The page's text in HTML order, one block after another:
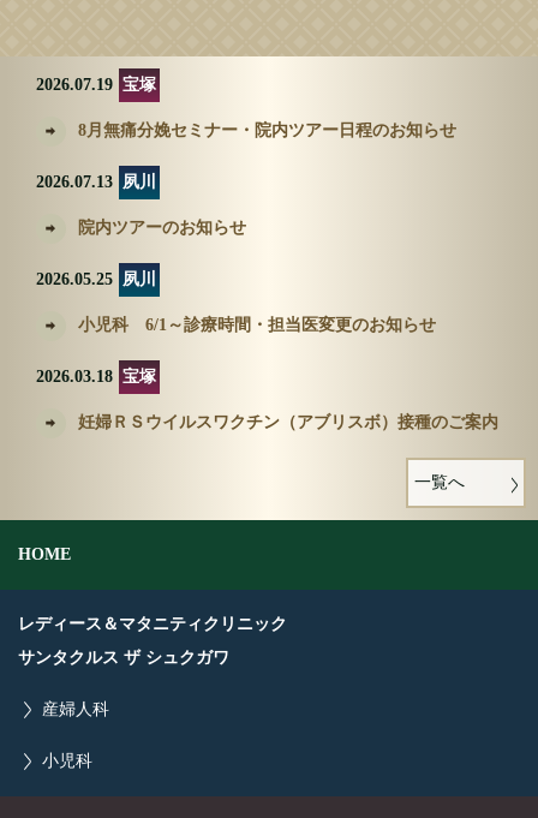
2026.07.19 宝塚
8月無痛分娩セミナー・院内ツアー日程のお知らせ
2026.07.13 夙川
院内ツアーのお知らせ
2026.05.25 夙川
小児科 6/1～診療時間・担当医変更のお知らせ
2026.03.18 宝塚
妊婦ＲＳウイルスワクチン（アブリスボ）接種のご案内
一覧へ
HOME
レディース＆マタニティクリニック
サンタクルス ザ シュクガワ
産婦人科
小児科